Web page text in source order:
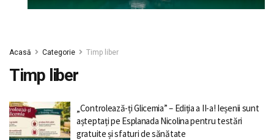
Acasă Categorie Timp liber
Timp liber
„Controlează-ți Glicemia” – Ediția a II-a! Ieșenii sunt
așteptați pe Esplanada Nicolina pentru testări
gratuite și sfaturi de sănătate